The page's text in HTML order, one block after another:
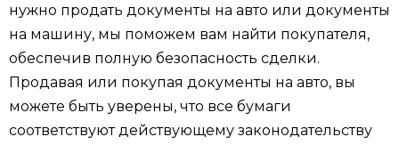
нужно продать документы на авто или документы
на машину, мы поможем вам найти покупателя,
обеспечив полную безопасность сделки.
Продавая или покупая документы на авто, вы
можете быть уверены, что все бумаги
соответствуют действующему законодательству